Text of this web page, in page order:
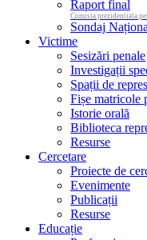
Raport final
Comisia prezidentiala
Sondaj
Victime
Sesizări penale
Investigații
Spații de
Fișe matricole
Istorie orală
Biblioteca
Resurse
Cercetare
Proiecte de
Evenimente
Publicații
Resurse
Educație